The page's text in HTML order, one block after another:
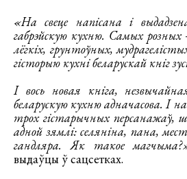
«На свеце напісана і
габрэйскую кухню. Самых розных
лёгкіх, грунтоўных,
гісторыю кухні беларускай кніг
І вось новая кніга,
беларускую кухню адначасова. І
трох гістарычных
адной зямлі: селяніна, пана,
гандляра. Як такое
выдаўцы ў сацсетках.